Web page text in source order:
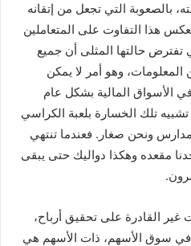
بالصعوبة التي تجعل من إتقانه
هذا التفاوت على المتعاملين
حالتها المثلى أن جميع
وهو أمر لا يمكن
الأسواق المالية بشكل عام
تلك الخسارة بلعبة الكراسي
ونحن صغار. فعندما تنتهي
مقعده وهكذا دواليك حتى يبقى
القادرة على تحقيق أرباح،
في سوق الأسهم، ذات الأسهم هي